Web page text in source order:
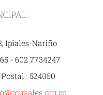
:
Ipiales-Nariño
- 602 7734247
: 524060